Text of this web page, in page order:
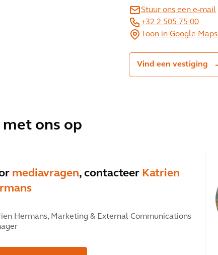
Stuur ons een e-mail
+32 2 505 75 00
Toon in Google Maps
Vind een vestiging
ons op
mediavragen, contacteer Katrien
Hermans, Marketing & External Communications